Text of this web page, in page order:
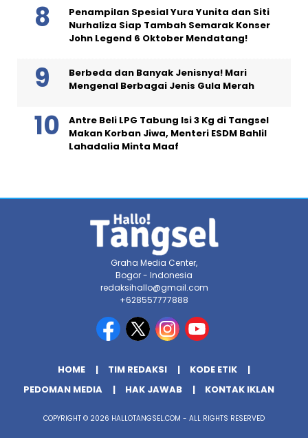
Penampilan Spesial Yura Yunita dan Siti
Nurhaliza Siap Tambah Semarak Konser
John Legend 6 Oktober Mendatang!
Berbeda dan Banyak Jenisnya! Mari
Mengenal Berbagai Jenis Gula Merah
Antre Beli LPG Tabung Isi 3 Kg di Tangsel
Makan Korban Jiwa, Menteri ESDM Bahlil
Lahadalia Minta Maaf
Graha Media Center,
Bogor - Indonesia
redaksihallo@gmail.com
+628557777888
HOME TIM REDAKSI
KODE ETIK
PEDOMAN MEDIA
HAK JAWAB KONTAK IKLAN
COPYRIGHT © 2026 HALLOTANGSEL.COM - ALL RIGHTS RESERVED